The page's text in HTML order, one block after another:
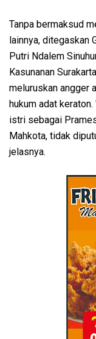
Tanpa bermaksud
lainnya, ditegaskan
Putri Ndalem
Kasunanan
meluruskan angger
hukum adat
istri sebagai
Mahkota, tidak
jelasnya.